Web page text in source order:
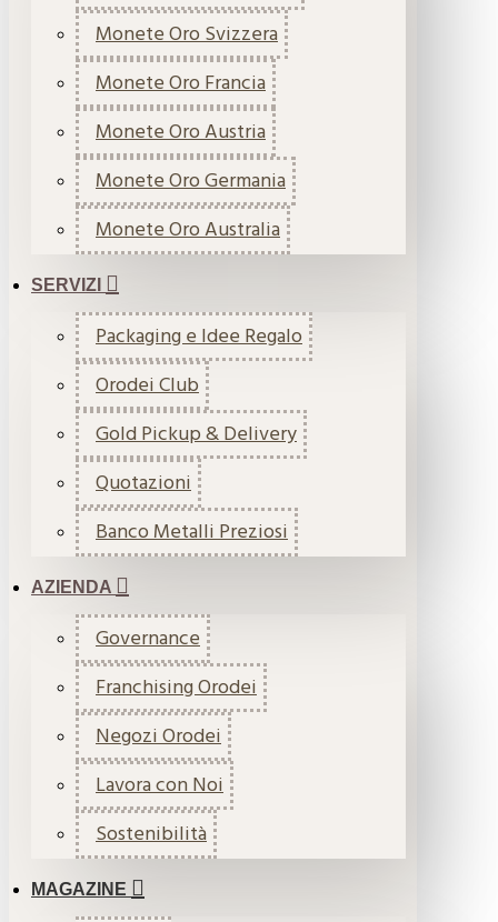
Monete Oro Svizzera
Monete Oro Francia
Monete Oro Austria
Monete Oro Germania
Monete Oro Australia
SERVIZI
Packaging e Idee Regalo
Orodei Club
Gold Pickup & Delivery
Quotazioni
Banco Metalli Preziosi
AZIENDA
Governance
Franchising Orodei
Negozi Orodei
Lavora con Noi
Sostenibilità
MAGAZINE